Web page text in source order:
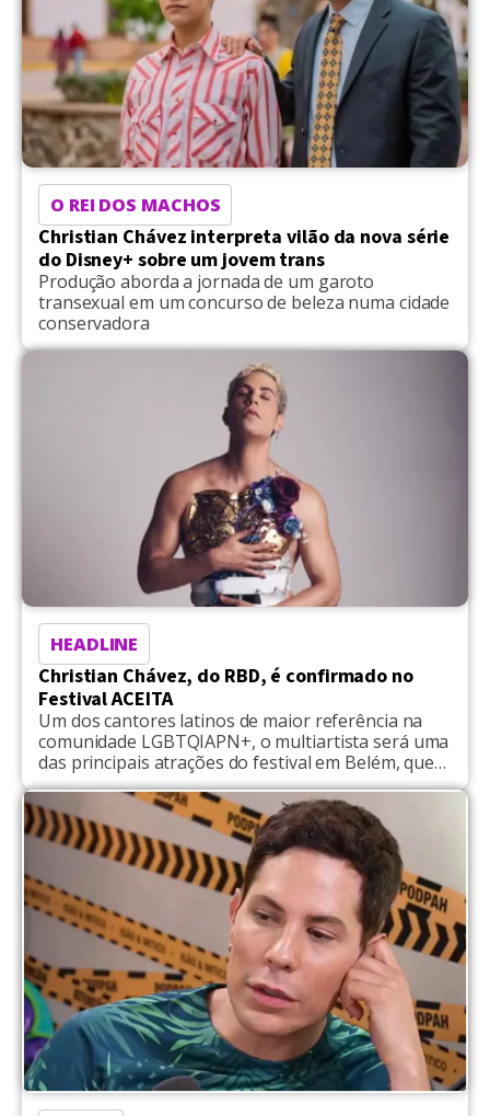
O REI DOS MACHOS
Christian Chávez interpreta vilão da nova série
do Disney+ sobre um jovem trans
Produção aborda a jornada de um garoto
transexual em um concurso de beleza numa cidade
conservadora
HEADLINE
Christian Chávez, do RBD, é confirmado no
Festival ACEITA
Um dos cantores latinos de maior referência na
comunidade LGBTQIAPN+, o multiartista será uma
das principais atrações do festival em Belém, que
acontece em agosto